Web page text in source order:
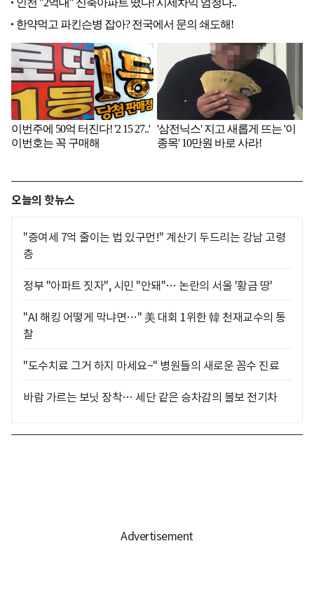
오늘의 핫뉴스
"증여세 7억 줄이는 법 있구먼!" 계산기 두드리는 강남 고령
층
정부 "아파트 짓자", 시민 "안돼"… 논란의 서울 '황금 땅'
"AI 해킹 어떻게 막냐면…" 美 대회 1위한 韓 천재교수의 통
찰
"도수치료 그거 하지 마세요~" 병원들의 새로운 꼼수 진료
바람 가르는 보닛 장착… 세단 같은 승차감의 볼보 전기차